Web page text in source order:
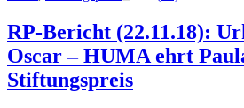
RP-Bericht (22.11.18):
Oscar – HUMA ehrt
Stiftungspreis